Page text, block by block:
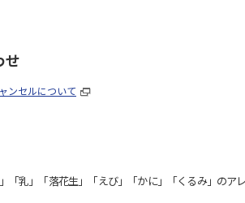
せ
ンセルについて
「乳」「落花生」「えび」「かに」「くるみ」のア